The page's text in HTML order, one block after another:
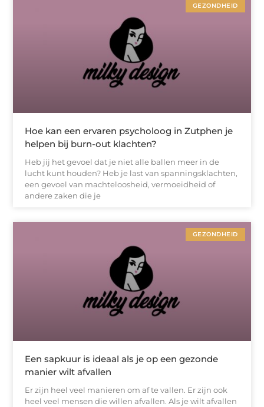
GEZONDHEID
Hoe kan een ervaren psycholoog in Zutphen je
helpen bij burn-out klachten?
Heb jij het gevoel dat je niet alle ballen meer in de
lucht kunt houden? Heb je last van spanningsklachten,
een gevoel van machteloosheid, vermoeidheid of
andere zaken die je
GEZONDHEID
Een sapkuur is ideaal als je op een gezonde
manier wilt afvallen
Er zijn heel veel manieren om af te vallen. Er zijn ook
heel veel mensen die willen afvallen. Als je wilt afvallen